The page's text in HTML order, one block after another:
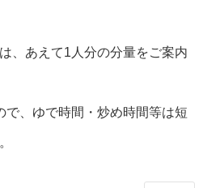
、あえて1人分の分量をご案内
で、ゆで時間・炒め時間等は短